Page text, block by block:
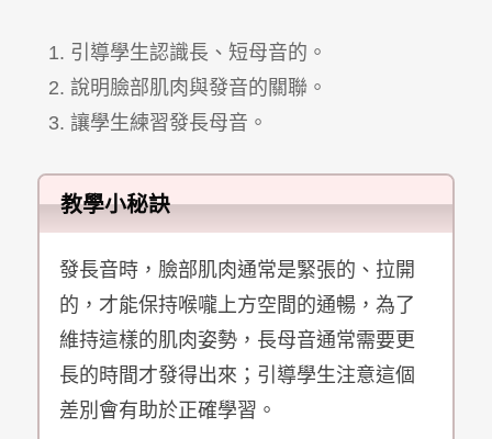
引導學生認識長、短母音的。
說明臉部肌肉與發音的關聯。
讓學生練習發長母音。
教學小秘訣
發長音時，臉部肌肉通常是緊張的、拉開
的，才能保持喉嚨上方空間的通暢，為了
維持這樣的肌肉姿勢，長母音通常需要更
長的時間才發得出來；引導學生注意這個
差別會有助於正確學習。